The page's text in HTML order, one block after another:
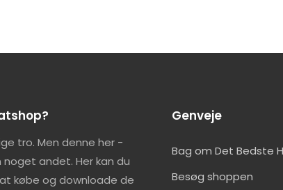
tro. Men denne her -
andet. Her kan du
købe og downloade de
Genveje
Bag om Det Bedste
Besøg shoppen